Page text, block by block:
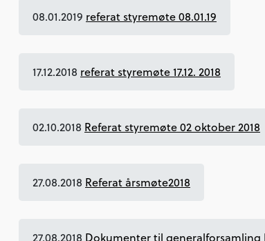
08.01.2019 referat styremøte 08.01.19
17.12.2018 referat styremøte 17.12. 2018
02.10.2018 Referat styremøte 02 oktober 2018
27.08.2018 Referat årsmøte2018
27.08.2018 Dokumenter til generalforsamling